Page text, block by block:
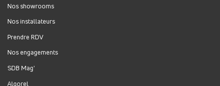
Jour
Plage
horaire
Lundi :
Mardi :
Jeudi :
Vendredi : 9h-12h, 14h-18h
Samedi :
Nos showrooms
Nos installateurs
Prendre RDV
Nos engagements
SDB Mag'
Algorel